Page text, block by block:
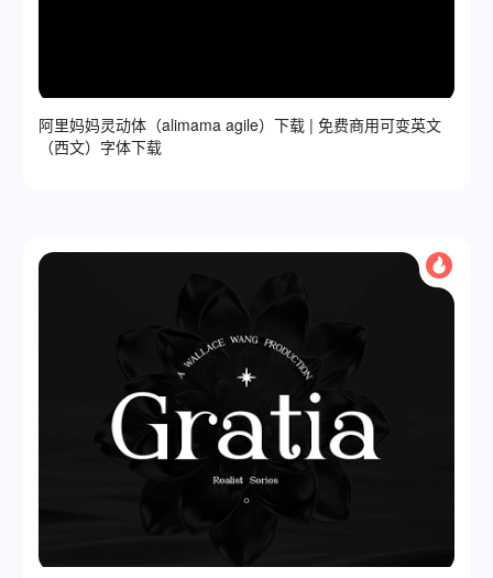
阿里妈妈灵动体（alimama agile）下载 | 免费商用可变英文
（西文）字体下载